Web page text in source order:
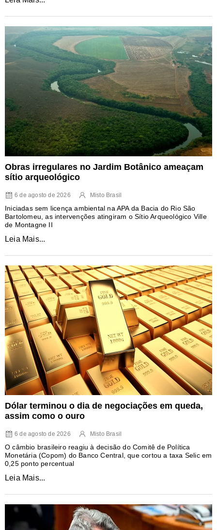
Obras irregulares no Jardim Botânico ameaçam
sítio arqueológico
6 de agosto de 2026 Misto Brasil
Iniciadas sem licença ambiental na APA da Bacia do Rio São
Bartolomeu, as intervenções atingiram o Sítio Arqueológico Ville
de Montagne II
Leia Mais...
Dólar terminou o dia de negociações em queda,
assim como o ouro
6 de agosto de 2026 Misto Brasil
O câmbio brasileiro reagiu à decisão do Comitê de Política
Monetária (Copom) do Banco Central, que cortou a taxa Selic em
0,25 ponto percentual
Leia Mais...